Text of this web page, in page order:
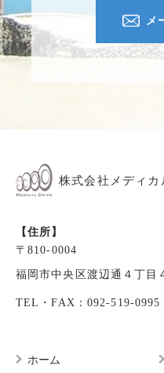
メ
株式会社メディカ
【住所】
〒810-0004
福岡市中央区渡辺通４丁目
TEL・FAX：092-519-0995
ホーム